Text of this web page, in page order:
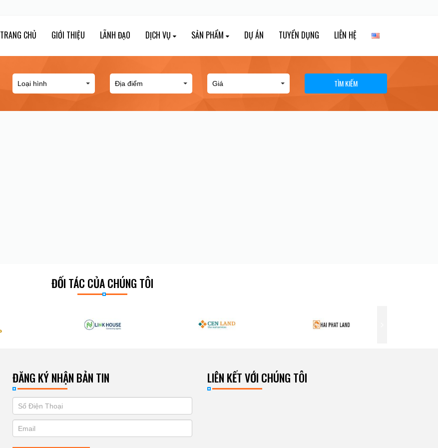
TRANG CHỦ GIỚI THIỆU LÃNH ĐẠO DỊCH VỤ SẢN PHẨM DỰ ÁN TUYỂN DỤNG LIÊN HỆ
TÌM KIẾM
ĐỐI TÁC CỦA CHÚNG TÔI
ĐĂNG KÝ NHẬN BẢN TIN
ĐĂNG
KÝ
NHẬN
you
are
human,
LIÊN KẾT VỚI CHÚNG TÔI